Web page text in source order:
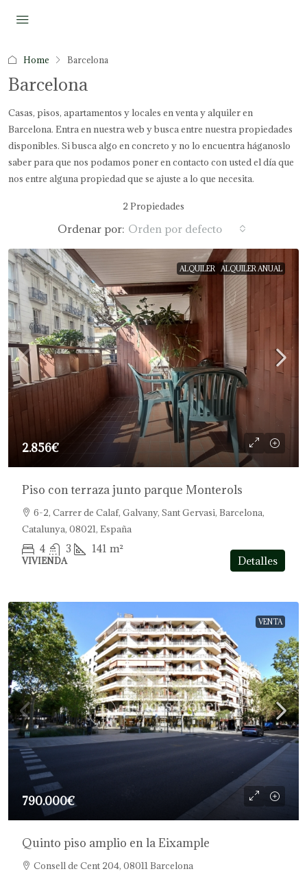
Home Barcelona
Barcelona
Casas, pisos, apartamentos y locales en venta y alquiler en
Barcelona. Entra en nuestra web y busca entre nuestra propiedades
disponibles. Si busca algo en concreto y no lo encuentra háganoslo
saber para que nos podamos poner en contacto con usted el día que
nos entre alguna propiedad que se ajuste a lo que necesita.
2 Propiedades
Ordenar por: Orden por defecto
ALQUILER ALQUILER ANUAL
2.856€
Piso con terraza junto parque Monterols
6-2, Carrer de Calaf, Galvany, Sant Gervasi, Barcelona,
Catalunya, 08021, España
4 3 141 m²
VIVIENDA Detalles
VENTA
790.000€
Quinto piso amplio en la Eixample
Consell de Cent 204, 08011 Barcelona